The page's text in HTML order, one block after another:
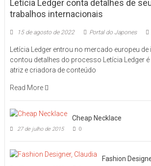
Letícia Ledger conta detalhes de
trabalhos internacionais
15 de agosto de 2022 Portal do Japones
Letícia Ledger entrou no mercado europeu
contou detalhes do processo Letícia Ledger
atriz e criadora de conteúdo
Read More
Cheap Necklace
27 de julho de 2015 0
Fashion